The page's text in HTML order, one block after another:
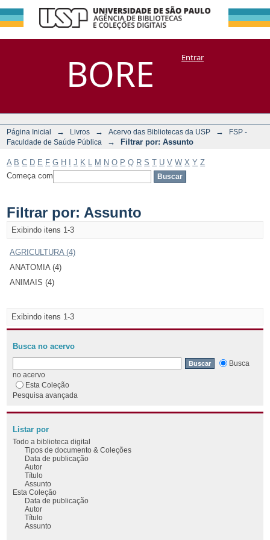
BORE
Filtrar por:
Assunto
DSpace/Manakin + CoriscoEntrar
Página Inicial → Livros → Acervo das Bibliotecas da USP →
FSP -
Faculdade de Saúde Pública
→ Filtrar por: Assunto
A B C D E F G H J K M N O P Q R S T U V W X Y Z
Começa com
Filtrar por: Assunto
Exibindo itens 1-3
AGRICULTURA (4)
ANATOMIA (4)
ANIMAIS (4)
Exibindo itens 1-3
Busca no acervo
Busca
no acervo
Esta Coleção
Pesquisa avançada
Listar por
Todo a biblioteca digital
Tipos de documento & Coleções
Data de publicação
Autor
Título
Assunto
Esta Coleção
Data de publicação
Autor
Título
Assunto